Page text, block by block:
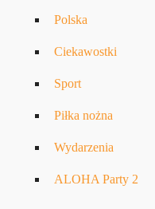
Polska
Ciekawostki
Sport
Piłka nożna
Wydarzenia
ALOHA Party 2